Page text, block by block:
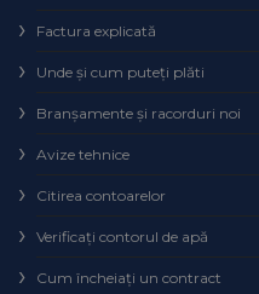
Factura explicată
Unde și cum puteţi plăti
Branșamente și racorduri noi
Avize tehnice
Citirea contoarelor
Verificaţi contorul de apă
Cum încheiaţi un contract